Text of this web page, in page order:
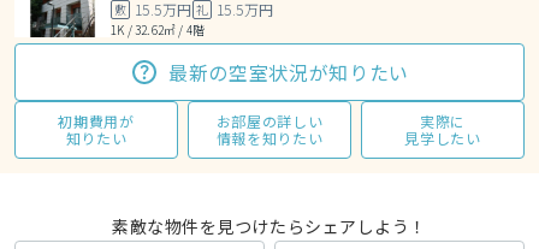
敷 15.5万円 礼 15.5万円
1K / 32.62㎡ / 4階
最新の空室状況が知りたい
初期費用が
知りたい
お部屋の詳しい
情報を知りたい
実際に
見学したい
素敵な物件を見つけたらシェアしよう！